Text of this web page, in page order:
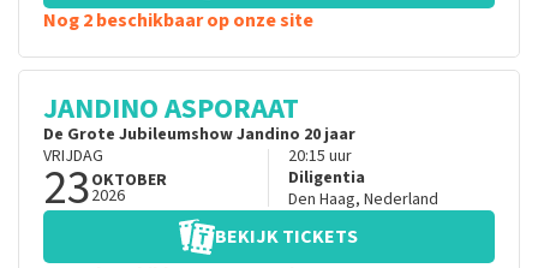
Nog 2 beschikbaar op onze site
JANDINO ASPORAAT
De Grote Jubileumshow Jandino 20 jaar
VRIJDAG
23OKTOBER
2026
20:15 uur
Diligentia
Den Haag, Nederland
BEKIJK TICKETS